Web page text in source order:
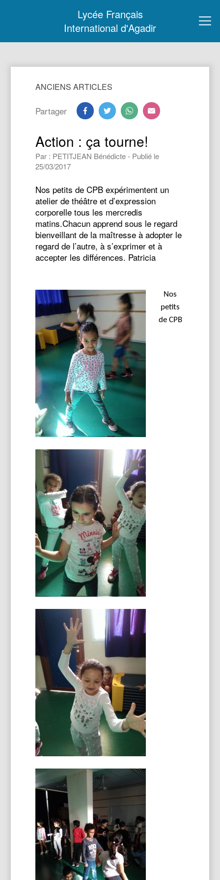
Lycée Français
International d'Agadir
ANCIENS ARTICLES
Partager
Action : ça tourne!
Par : PETITJEAN Bénédicte - Publié le
25/03/2017
Nos petits de CPB expérimentent un
atelier de théâtre et d’expression
corporelle tous les mercredis
matins.Chacun apprend sous le regard
bienveillant de la maîtresse à adopter le
regard de l’autre, à s’exprimer et à
accepter les différences. Patricia
Nos
petits
de CPB